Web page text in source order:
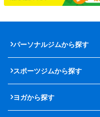
パーソナルジムから探す
スポーツジムから探す
ヨガから探す